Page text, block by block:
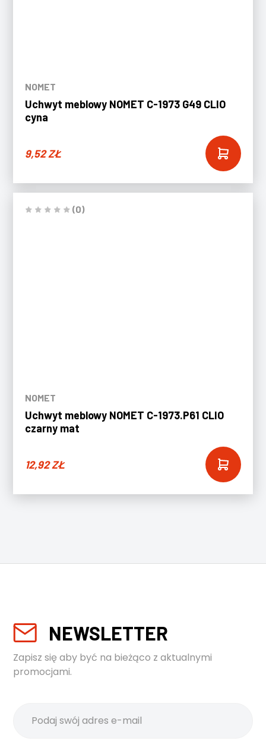
NOMET
Uchwyt meblowy NOMET C-1973 G49 CLIO
cyna
9,52ZŁ
(0)
NOMET
Uchwyt meblowy NOMET C-1973.P61 CLIO
czarny mat
12,92ZŁ
NEWSLETTER
Zapisz się aby być na bieżąco z aktualnymi
promocjami.